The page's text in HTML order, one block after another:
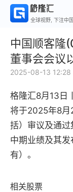
全球视野, 下注中国
中国顺客隆
董事会会议
2025-08-13 12:28
格隆汇8月13日
将于2025年8月
括）审议及通
中期业绩及其
有）。
相关股票